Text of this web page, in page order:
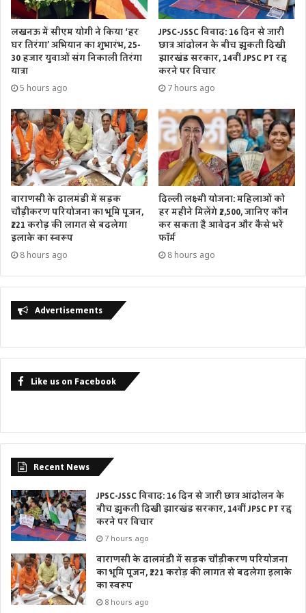
लखनऊ में सीएम योगी ने किया ‘हर
घर तिरंगा’ अभियान का शुभारंभ, 25-
30 हजार युवाओं संग निकाली तिरंगा
यात्रा
5 hours ago
JPSC-JSSC विवाद: 16 दिन से जारी
छात्र आंदोलन के बीच झुकती दिखी
झारखंड सरकार, 14वीं JPSC PT रद्द
करने पर विचार
7 hours ago
वाराणसी के दालमंडी में सड़क
चौड़ीकरण परियोजना का भूमि पूजन,
₹221 करोड़ की लागत से बदलेगा
इलाके का स्वरूप
8 hours ago
दिल्ली लक्ष्मी योजना: महिलाओं को
हर महीने मिलेंगे ₹2,500, जानिए कौन
कर सकता है आवेदन और कैसे भरें
फॉर्म
8 hours ago
Advertisements
Like us on Facebook
Recent News
JPSC-JSSC विवाद: 16 दिन से जारी छात्र आंदोलन के
बीच झुकती दिखी झारखंड सरकार, 14वीं JPSC PT रद्द
करने पर विचार
7 hours ago
वाराणसी के दालमंडी में सड़क चौड़ीकरण परियोजना
का भूमि पूजन, ₹221 करोड़ की लागत से बदलेगा इलाके
का स्वरूप
8 hours ago